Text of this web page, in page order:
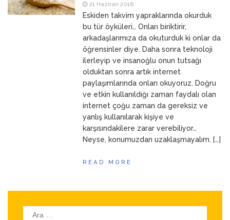
21 Haziran 2018
Eskiden takvim yapraklarında okurduk
bu tür öyküleri… Onları biriktirir,
arkadaşlarımıza da okuturduk ki onlar da
öğrensinler diye. Daha sonra teknoloji
ilerleyip ve insanoğlu onun tutsağı
olduktan sonra artık internet
paylaşımlarında onları okuyoruz. Doğru
ve etkin kullanıldığı zaman faydalı olan
internet çoğu zaman da gereksiz ve
yanlış kullanılarak kişiye ve
karşısındakilere zarar verebiliyor…
Neyse, konumuzdan uzaklaşmayalım. […]
READ MORE
Arama: